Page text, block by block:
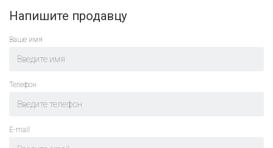
Напишите продавцу
Ваше имя
Телефон
E-mail